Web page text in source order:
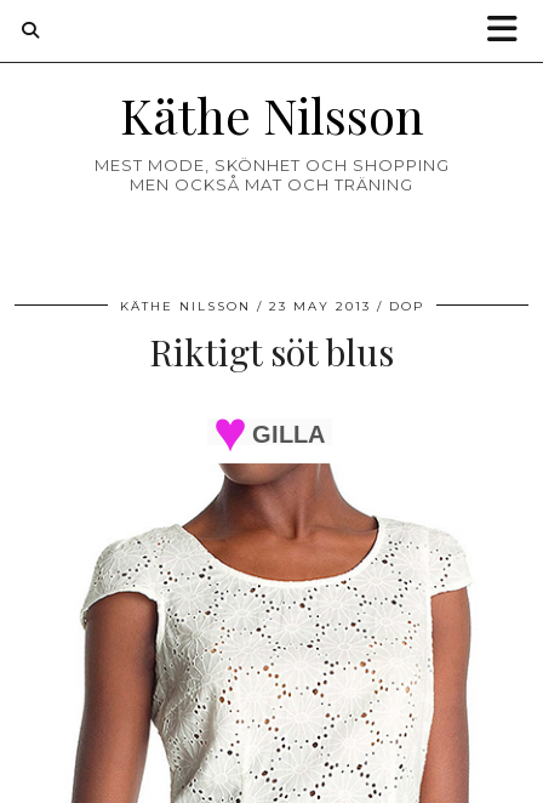
Käthe Nilsson
MEST MODE, SKÖNHET OCH SHOPPING
MEN OCKSÅ MAT OCH TRÄNING
KÄTHE NILSSON 23 MAY 2013 DOP
Riktigt söt blus
GILLA